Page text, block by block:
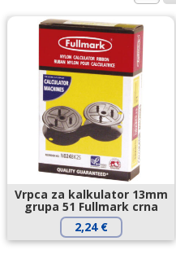
Vrpca za kalkulator 13mm
grupa 51 Fullmark crna
2,24 €